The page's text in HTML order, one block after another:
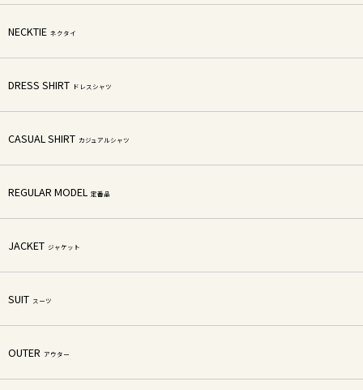
NECKTIE ネクタイ
DRESS SHIRT ドレスシャツ
CASUAL SHIRT カジュアルシャツ
REGULAR MODEL 定番品
JACKET ジャケット
SUIT スーツ
OUTER アウター